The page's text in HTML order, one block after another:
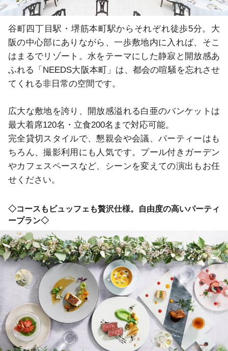
谷町四丁目駅・堺筋本町駅からそれぞれ徒歩5分。大
阪の中心部にありながら、一歩敷地内に入れば、そこ
はまるでリゾート。水をテーマにした静寂と開放感あ
ふれる「NEEDS大阪本町」は、都会の喧騒を忘れさせ
てくれる非日常の空間です。
広大な敷地を誇り、開放感溢れる白亜のバンケットは
最大着席120名・立食200名まで対応可能。
完全貸切スタイルで、懇親会や会議、パーティーはも
ちろん、撮影利用にも人気です。プール付きガーデン
やカフェスペースなど、シーンを変えての演出もお任
せください。
◇コースもビュッフェも贅沢仕様。自由度の高いパーティ
ープラン◇